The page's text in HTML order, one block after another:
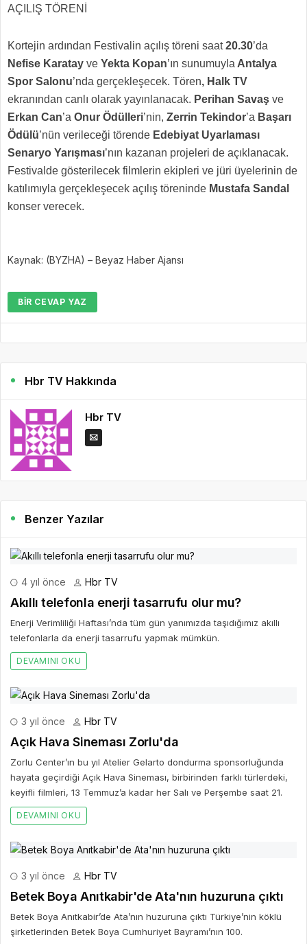
AÇILIŞ TÖRENİ
Kortejin ardından Festivalin açılış töreni saat20.30’da
Nefise Karatay ve Yekta Kopan’ın sunumuyla Antalya
Spor Salonu’nda gerçekleşecek. Tören, Halk TV
ekranından canlı olarak yayınlanacak. Perihan Savaş ve
Erkan Can’a Onur Ödülleri’nin, Zerrin Tekindor’a Başarı
Ödülü’nün verileceği törende Edebiyat Uyarlaması
Senaryo Yarışması’nın kazanan projeleri de açıklanacak.
Festivalde gösterilecek filmlerin ekipleri ve jüri üyelerinin de
katılımıyla gerçekleşecek açılış töreninde Mustafa Sandal
konser verecek.
Kaynak: (BYZHA) – Beyaz Haber Ajansı
BIR CEVAP YAZ
Hbr TV Hakkında
Hbr TV
Benzer Yazılar
4 yıl önce Hbr TV
Akıllı telefonla enerji tasarrufu olur mu?
Enerji Verimliliği Haftası’nda tüm gün yanımızda taşıdığımız akıllı
telefonlarla da enerji tasarrufu yapmak mümkün.
DEVAMINI OKU
3 yıl önce Hbr TV
Açık Hava Sineması Zorlu'da
Zorlu Center’ın bu yıl Atelier Gelarto dondurma sponsorluğunda
hayata geçirdiği Açık Hava Sineması, birbirinden farklı türlerdeki,
keyifli filmleri, 13 Temmuz’a kadar her Salı ve Perşembe saat 21.
DEVAMINI OKU
3 yıl önce Hbr TV
Betek Boya Anıtkabir'de Ata'nın huzuruna çıktı
Betek Boya Anıtkabir’de Ata’nın huzuruna çıktı Türkiye’nin köklü
şirketlerinden Betek Boya Cumhuriyet Bayramı’nın 100.